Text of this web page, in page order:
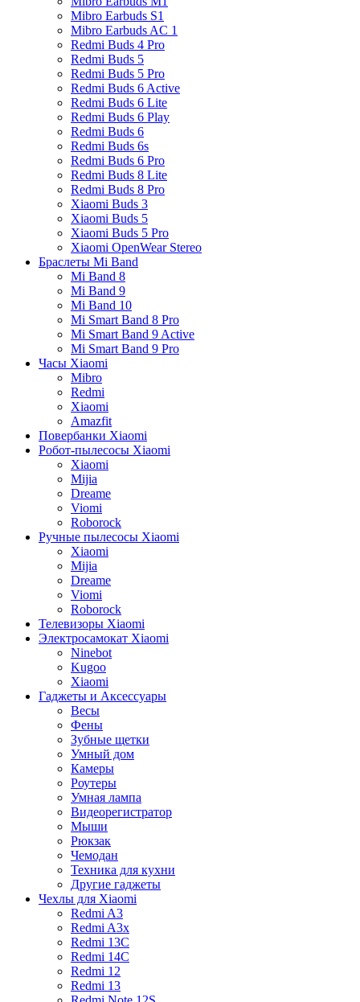
Mibro Earbuds S1
Mibro Earbuds AC 1
Redmi Buds 4 Pro
Redmi Buds 5
Redmi Buds 5 Pro
Redmi Buds 6 Active
Redmi Buds 6 Lite
Redmi Buds 6 Play
Redmi Buds 6
Redmi Buds 6s
Redmi Buds 6 Pro
Redmi Buds 8 Lite
Redmi Buds 8 Pro
Xiaomi Buds 3
Xiaomi Buds 5
Xiaomi Buds 5 Pro
Xiaomi OpenWear Stereo
Браслеты Mi Band
Mi Band 8
Mi Band 9
Mi Band 10
Mi Smart Band 8 Pro
Mi Smart Band 9 Active
Mi Smart Band 9 Pro
Часы Xiaomi
Mibro
Redmi
Xiaomi
Amazfit
Повербанки Xiaomi
Робот-пылесосы Xiaomi
Xiaomi
Mijia
Dreame
Viomi
Roborock
Ручные пылесосы Xiaomi
Xiaomi
Mijia
Dreame
Viomi
Roborock
Телевизоры Xiaomi
Электросамокат Xiaomi
Ninebot
Kugoo
Xiaomi
Гаджеты и Аксессуары
Весы
Фены
Зубные щетки
Умный дом
Камеры
Роутеры
Умная лампа
Видеорегистратор
Мыши
Рюкзак
Чемодан
Техника для кухни
Другие гаджеты
Чехлы для Xiaomi
Redmi A3
Redmi A3x
Redmi 13C
Redmi 14C
Redmi 12
Redmi 13